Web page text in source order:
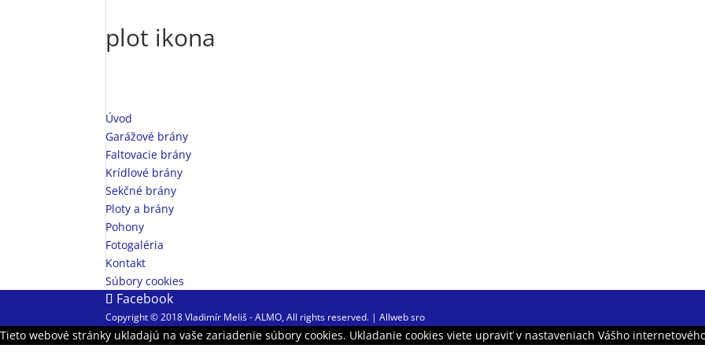
plot ikona
Úvod
Garážové brány
Faltovacie brány
Krídlové brány
Sekčné brány
Ploty a brány
Pohony
Fotogaléria
Kontakt
Súbory cookies
Facebook
Copyright © 2018 Vladimír Meliš - ALMO, All rights reserved. |Allweb sro
Tieto webové stránky ukladajú na vaše zariadenie súbory cookies. Ukladanie cookies viete upraviť v nastaveniach Vášho